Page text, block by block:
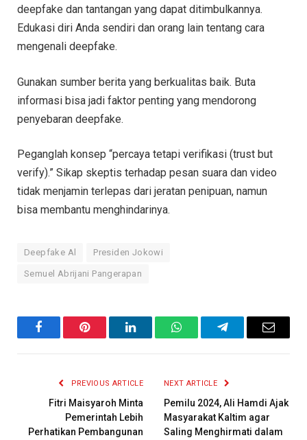
deepfake dan tantangan yang dapat ditimbulkannya.
Edukasi diri Anda sendiri dan orang lain tentang cara
mengenali deepfake.
Gunakan sumber berita yang berkualitas baik. Buta
informasi bisa jadi faktor penting yang mendorong
penyebaran deepfake.
Peganglah konsep “percaya tetapi verifikasi (trust but
verify).” Sikap skeptis terhadap pesan suara dan video
tidak menjamin terlepas dari jeratan penipuan, namun
bisa membantu menghindarinya.
Deepfake Al Presiden Jokowi
Semuel Abrijani Pangerapan
FacebookPinterest LinkedInWhatsAppTelegramEmail
PREVIOUS ARTICLE
Fitri Maisyaroh Minta
Pemerintah Lebih
Perhatikan Pembangunan
NEXT ARTICLE
Pemilu 2024, Ali Hamdi Ajak
Masyarakat Kaltim agar
Saling Menghirmati dalam